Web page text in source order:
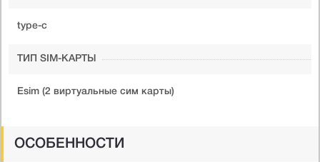
type-c
ТИП SIM-КАРТЫ
Esim (2 виртуальные сим карты)
ОСОБЕННОСТИ